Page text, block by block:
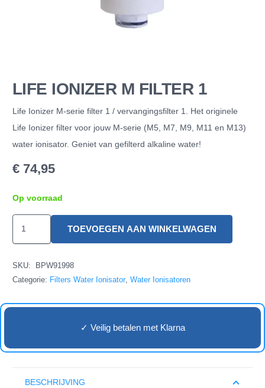
LIFE IONIZER M FILTER 1
Life Ionizer M-serie filter 1 / vervangingsfilter 1. Het originele
Life Ionizer filter voor jouw M-serie (M5, M7, M9, M11 en M13)
water ionisator. Geniet van gefilterd alkaline water!
€ 74,95
Op voorraad
aantal
TOEVOEGEN AAN WINKELWAGEN
SKU:
BPW91998
Categorie: Filters Water Ionisator Water Ionisatoren
✓ Veilig betalen met Klarna
BESCHRIJVING